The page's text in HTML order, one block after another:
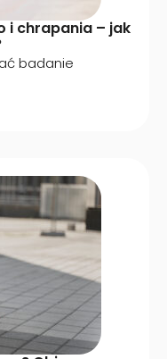
i chrapania – jak
badanie